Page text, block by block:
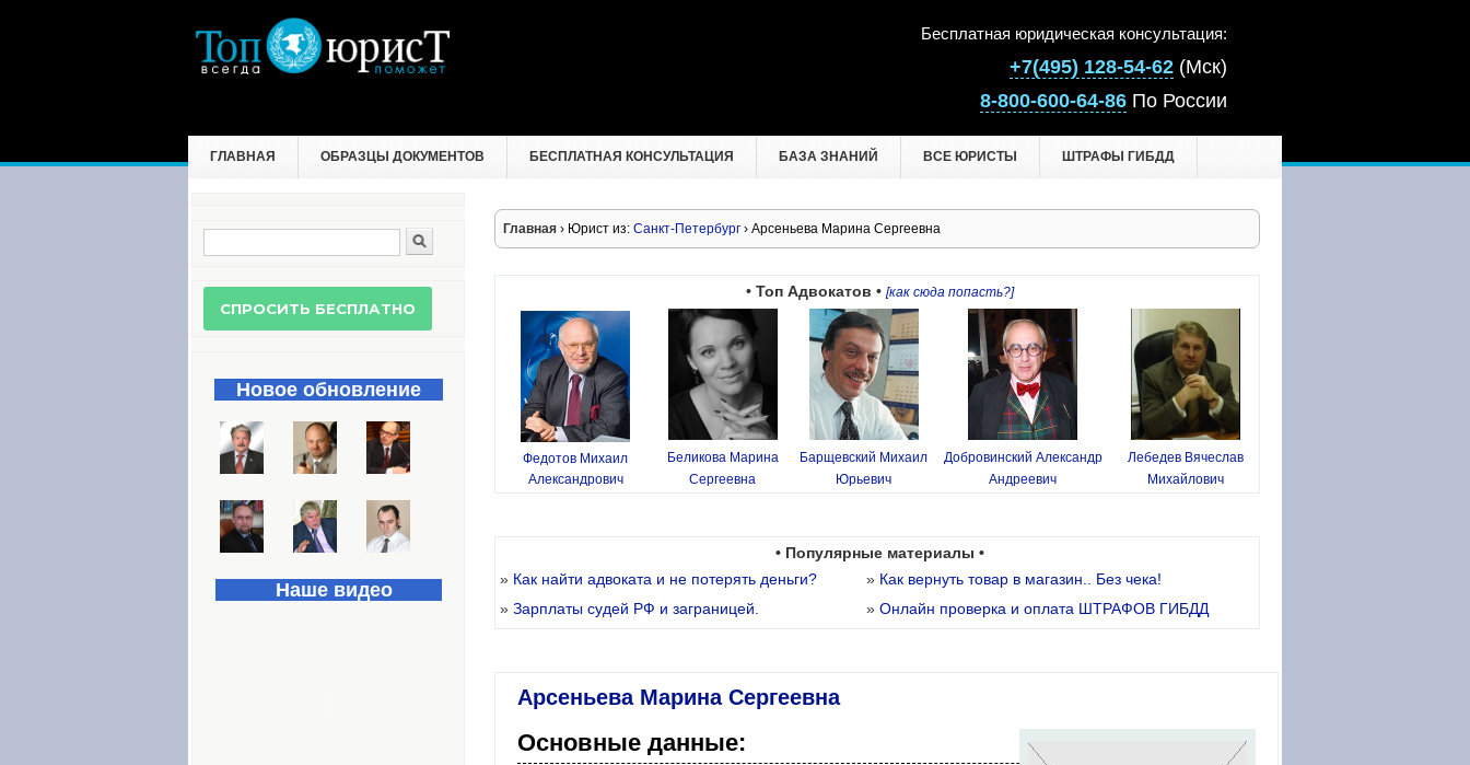
Бесплатная юридическая консультация:
+7(495) 128-54-62 (Мск)
8-800-600-64-86 По России
ГЛАВНАЯ ОБРАЗЦЫ ДОКУМЕНТОВ БЕСПЛАТНАЯ КОНСУЛЬТАЦИЯ БАЗА ЗНАНИЙ ВСЕ ЮРИСТЫ ШТРАФЫ ГИБДД
Главная › Юрист из: Санкт-Петербург › Арсеньева Марина Сергеевна
• Топ Адвокатов • [как сюда попасть?]
Федотов Михаил
Александрович
Беликова Марина
Сергеевна
Барщевский Михаил
Юрьевич
Добровинский Александр
Андреевич
Лебедев Вячеслав
Михайлович
• Популярные материалы •
» Как найти адвоката и не потерять деньги? » Как вернуть товар в магазин.. Без чека!
» Зарплаты судей РФ и заграницей. » Онлайн проверка и оплата ШТРАФОВ ГИБДД
Арсеньева Марина Сергеевна
Основные данные:
Форма поиска
Новое обновление
Наше видео